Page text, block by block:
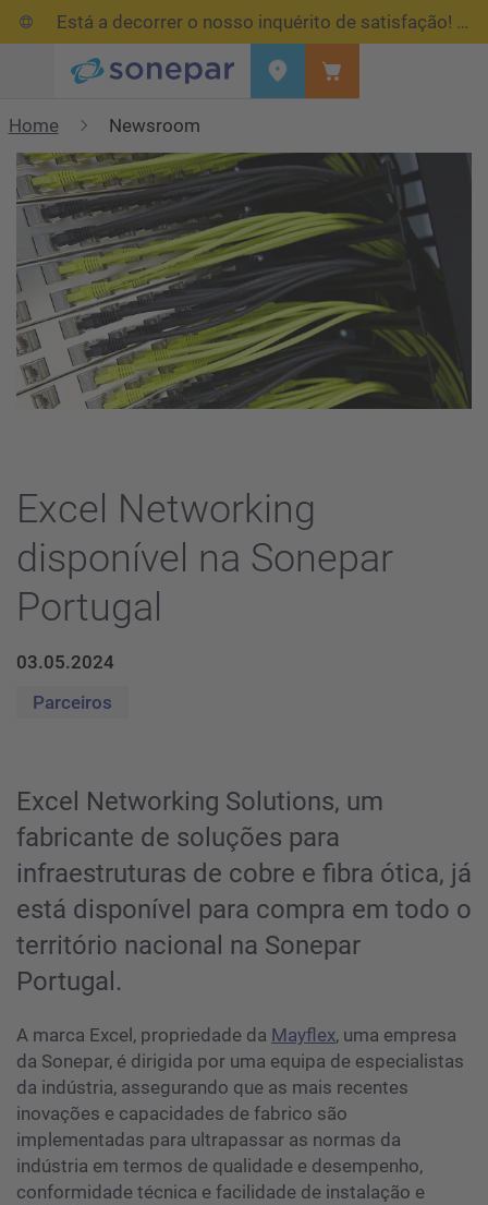
Está a decorrer o nosso inquérito de satisfação!
Home
Newsroom
Excel Networking
disponível na Sonepar
Portugal
03.05.2024
Parceiros
Excel Networking Solutions, um
fabricante de soluções para
infraestruturas de cobre e fibra ótica, já
está disponível para compra em todo o
território nacional na Sonepar
Portugal.
A marca Excel, propriedade da Mayflex, uma empresa
da Sonepar, é dirigida por uma equipa de especialistas
da indústria, assegurando que as mais recentes
inovações e capacidades de fabrico são
implementadas para ultrapassar as normas da
indústria em termos de qualidade e desempenho,
conformidade técnica e facilidade de instalação e